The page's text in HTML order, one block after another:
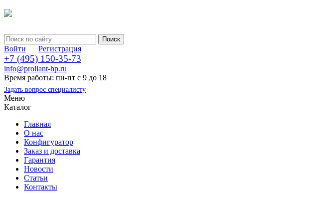
Войти Регистрация
+7 (495) 150-35-73
info@proliant-hp.ru
Время работы: пн-пт с 9 до 18
Задать вопрос специалисту
Меню
Каталог
Главная
О нас
Конфигуратор
Заказ и доставка
Гарантия
Новости
Статьи
Контакты